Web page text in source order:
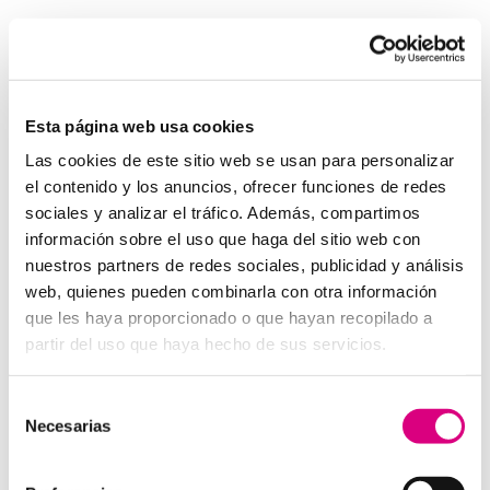
Esta página web usa cookies
Las cookies de este sitio web se usan para personalizar
el contenido y los anuncios, ofrecer funciones de redes
sociales y analizar el tráfico. Además, compartimos
información sobre el uso que haga del sitio web con
nuestros partners de redes sociales, publicidad y análisis
web, quienes pueden combinarla con otra información
que les haya proporcionado o que hayan recopilado a
partir del uso que haya hecho de sus servicios.
Necesarias
tan importante como asegurar una buena red eléctrica.
Losinterfonos IP para aerogeneradoresson una
System Network, tu operadora de telefonía
virtual en España
DesdeTelefonía Virtual Network, te invitamos a
que nos permitas estudiar tu caso particular. Aunque si
lo prefieres, puedes enviarnos un correo electrónico a
virtual@networkes.como llamarnos al900 800 806.
Tenemos más de 15 años de experiencia en
instalación de sistemas de telefonía virtual. Gracias a
su rápida integración, permite gran flexibilidad en el
virtual de centrales telefónicas virtuales dimensionadas
a las necesidades de cada cliente.